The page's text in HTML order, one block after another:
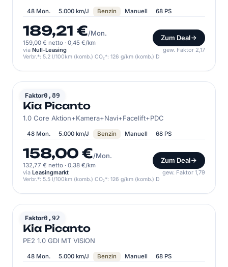
48 Mon. 5.000 km/J Benzin Manuell 68 PS
189,21 €/Mon.
159,00 € netto · 0,45 €/km
Zum Deal
via Null-Leasing gew. Faktor 2,17
Verbr.*: 5.2 l/100km (komb.) CO₂*: 126 g/km (komb.) D
Faktor0,89
KIA
Kia Picanto
1.0 Core Aktion+Kamera+Navi+Facelift+PDC
48 Mon. 5.000 km/J Benzin Manuell 68 PS
158,00 €/Mon.
132,77 € netto · 0,38 €/km
Zum Deal
via Leasingmarkt gew. Faktor 1,79
Verbr.*: 5.5 l/100km (komb.) CO₂*: 126 g/km (komb.) D
Faktor0,92
KIA
Kia Picanto
PE2 1.0 GDI MT VISION
48 Mon. 5.000 km/J Benzin Manuell 68 PS